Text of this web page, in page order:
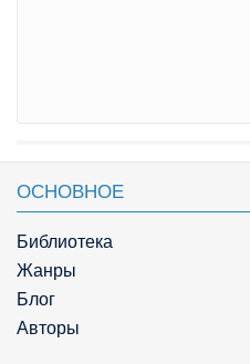
ОСНОВНОЕ
Библиотека
Жанры
Блог
Авторы